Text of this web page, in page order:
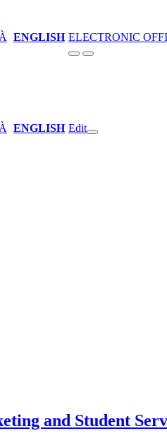
ENGLISH ELECTRONIC
ENGLISH Edit
and Student